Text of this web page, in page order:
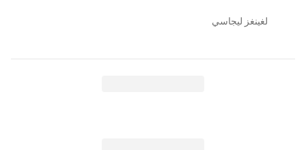
لغينغز ليجاسي